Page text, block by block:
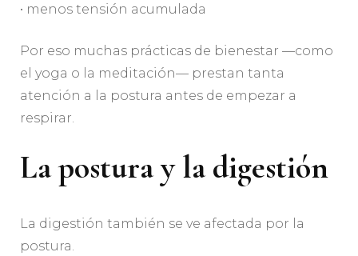
• menos tensión acumulada
Por eso muchas prácticas de bienestar —como
el yoga o la meditación— prestan tanta
atención a la postura antes de empezar a
respirar.
La postura y la digestión
La digestión también se ve afectada por la
postura.